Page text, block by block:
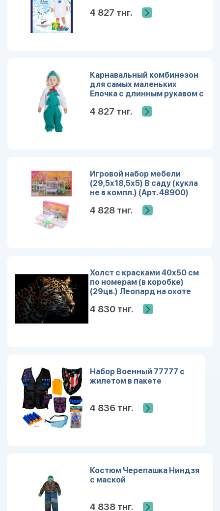
4 827 тнг.
Карнавальный комбинезон
для самых маленьких
Елочка с длинным рукавом с
4 827 тнг.
Игровой набор мебели
(29,5х18,5х5) В саду (кукла
не в компл.) (Арт. 48900)
4 828 тнг.
Холст с красками 40х50 см
по номерам (в коробке)
(29цв.) Леопард на охоте
4 830 тнг.
Набор Военный 77777 с
жилетом в пакете
4 836 тнг.
Костюм Черепашка Ниндзя
с маской
4 838 тнг.